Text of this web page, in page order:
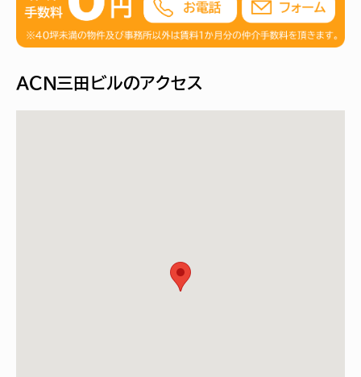
ＡＣＮ三田ビルのアクセス